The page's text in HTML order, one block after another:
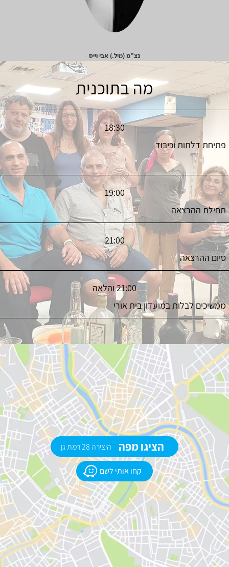
נצ"מ (מיל.) אבי וייס
מה בתוכנית
18:30
פתיחת דלתות וכיבוד
19:00
תחילת ההרצאה
21:00
סיום ההרצאה
21:00 והלאה
ממשיכים לבלות במועדון בית אורי
קחו אותי לשם
הציגו מפה היצירה 28 רמת גן